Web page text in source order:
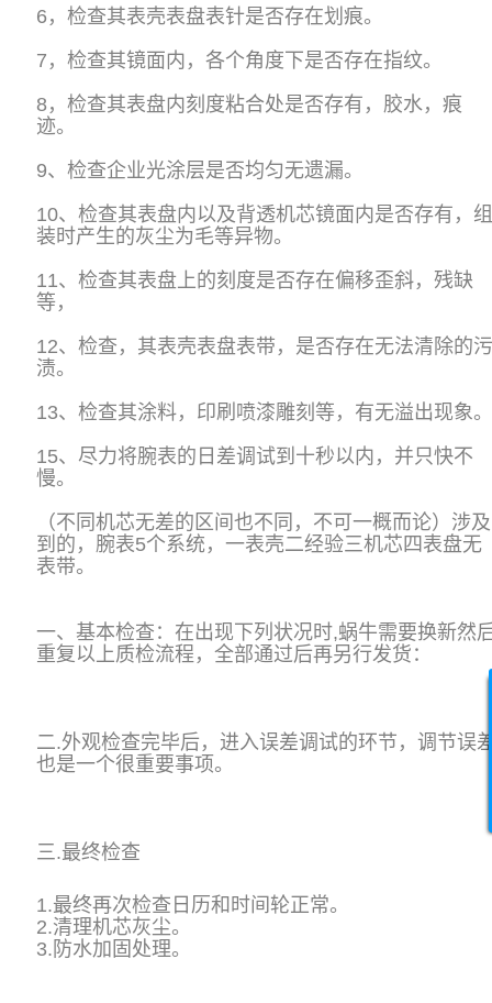
6，检查其表壳表盘表针是否存在划痕。
7，检查其镜面内，各个角度下是否存在指纹。
8，检查其表盘内刻度粘合处是否存有，胶水，痕
迹。
9、检查企业光涂层是否均匀无遗漏。
10、检查其表盘内以及背透机芯镜面内是否存有，
装时产生的灰尘为毛等异物。
11、检查其表盘上的刻度是否存在偏移歪斜，残缺
等，
12、检查，其表壳表盘表带，是否存在无法清除的
渍。
13、检查其涂料，印刷喷漆雕刻等，有无溢出现象
15、尽力将腕表的日差调试到十秒以内，并只快不
慢。
（不同机芯无差的区间也不同，不可一概而论）涉及
到的，腕表5个系统，一表壳二经验三机芯四表盘无
表带。
一、基本检查： 在出现下列状况时,蜗牛需要换新然
重复以上质检流程，全部通过后再另行发货：
二.外观检查完毕后，进入误差调试的环节，调节误
也是一个很重要事项。
三.最终检查
1.最终再次检查日历和时间轮正常。
2.清理机芯灰尘。
3.防水加固处理。